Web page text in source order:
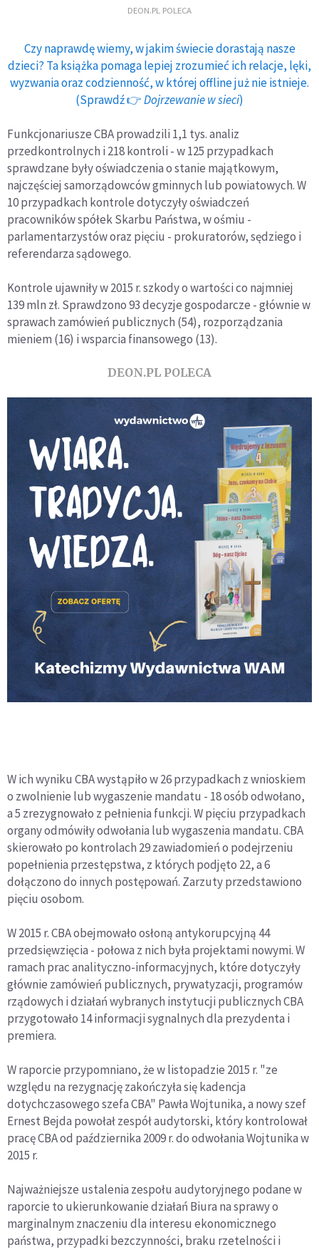
DEON.PL POLECA
Czy naprawdę wiemy, w jakim świecie dorastają nasze
dzieci? Ta książka pomaga lepiej zrozumieć ich relacje, lęki,
wyzwania oraz codzienność, w której offline już nie istnieje.
(Sprawdź 👉Dojrzewanie w sieci)
Funkcjonariusze CBA prowadzili 1,1 tys. analiz
przedkontrolnych i 218 kontroli - w 125 przypadkach
sprawdzane były oświadczenia o stanie majątkowym,
najczęściej samorządowców gminnych lub powiatowych. W
10 przypadkach kontrole dotyczyły oświadczeń
pracowników spółek Skarbu Państwa, w ośmiu -
parlamentarzystów oraz pięciu - prokuratorów, sędziego i
referendarza sądowego.
Kontrole ujawniły w 2015 r. szkody o wartości co najmniej
139 mln zł. Sprawdzono 93 decyzje gospodarcze - głównie w
sprawach zamówień publicznych (54), rozporządzania
mieniem (16) i wsparcia finansowego (13).
DEON.PL POLECA
W ich wyniku CBA wystąpiło w 26 przypadkach z wnioskiem
o zwolnienie lub wygaszenie mandatu - 18 osób odwołano,
a 5 zrezygnowało z pełnienia funkcji. W pięciu przypadkach
organy odmówiły odwołania lub wygaszenia mandatu. CBA
skierowało po kontrolach 29 zawiadomień o podejrzeniu
popełnienia przestępstwa, z których podjęto 22, a 6
dołączono do innych postępowań. Zarzuty przedstawiono
pięciu osobom.
W 2015 r. CBA obejmowało osłoną antykorupcyjną 44
przedsięwzięcia - połowa z nich była projektami nowymi. W
ramach prac analityczno-informacyjnych, które dotyczyły
głównie zamówień publicznych, prywatyzacji, programów
rządowych i działań wybranych instytucji publicznych CBA
przygotowało 14 informacji sygnalnych dla prezydenta i
premiera.
W raporcie przypomniano, że w listopadzie 2015 r. "ze
względu na rezygnację zakończyła się kadencja
dotychczasowego szefa CBA" Pawła Wojtunika, a nowy szef
Ernest Bejda powołał zespół audytorski, który kontrolował
pracę CBA od października 2009 r. do odwołania Wojtunika w
2015 r.
Najważniejsze ustalenia zespołu audytoryjnego podane w
raporcie to ukierunkowanie działań Biura na sprawy o
marginalnym znaczeniu dla interesu ekonomicznego
państwa, przypadki bezczynności, braku rzetelności i